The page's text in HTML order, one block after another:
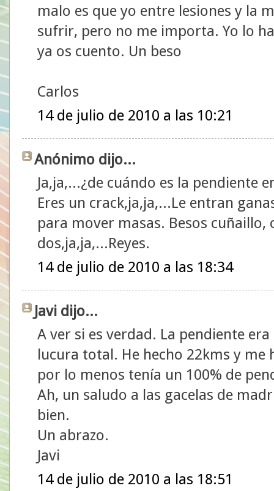
malo es que yo entre lesiones y la
sufrir, pero no me importa. Yo lo
ya os cuento. Un beso
Carlos
14 de julio de 2010 a las 10:21
Anónimo dijo...
Ja,ja,...¿de cuándo es la pendiente
Eres un crack,ja,ja,...Le entran
para mover masas. Besos
dos,ja,ja,...Reyes.
14 de julio de 2010 a las 18:34
Javi dijo...
A ver si es verdad. La pendiente
lucura total. He hecho 22kms y
por lo menos tenía un 100% de
Ah, un saludo a las gacelas de
bien.
Un abrazo.
Javi
14 de julio de 2010 a las 18:51